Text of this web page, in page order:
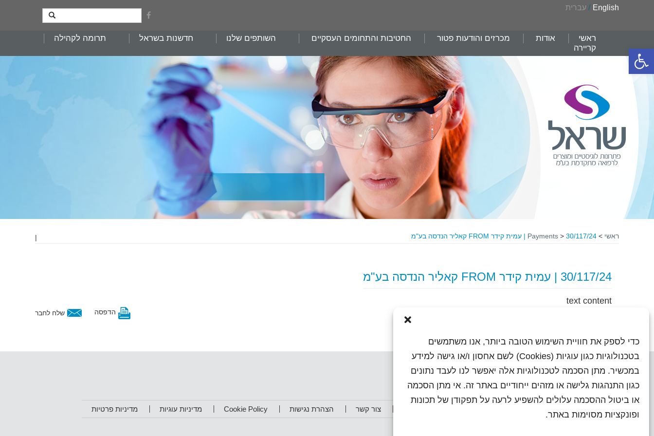
פתח סרגל נגישות
כדי לספק את חוויית השימוש הטובה ביותר, אנו משתמשים
בטכנולוגיות כגון עוגיות (Cookies) לשם אחסון ו/או גישה למידע
במכשיר. מתן הסכמה לטכנולוגיות אלה יאפשר לנו לעבד נתונים
כגון התנהגות גלישה או מזהים ייחודיים באתר זה. אי מתן הסכמה
או ביטול ההסכמה עלולים להשפיע לרעה על תפקודן של תכונות
ופונקציות מסוימות באתר.
English
/ עברית
ראשי אודות מכרזים והודעות פטור החטיבות והתחומים העסקיים השותפים שלנו חדשנות בשראל
תרומה לקהילה
קריירה
ראשי >
Payments > 30/117/24 | עמית קידר FROM קאליר הנדסה בע"מ |
30/117/24 | עמית קידר FROM קאליר הנדסה בע"מ
text content
שלח לחבר הדפסה
צור קשר הצהרת נגישות Cookie Policy מדיניות עוגיות מדיניות פרטיות